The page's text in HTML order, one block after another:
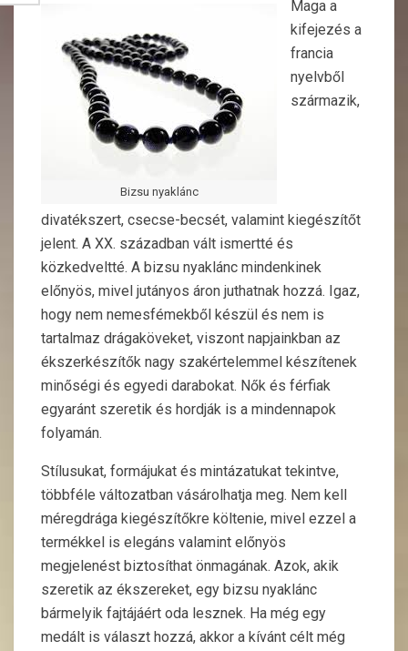
Bizsu nyaklánc
Maga a
kifejezés a
francia
nyelvből
származik,
divatékszert, csecse-becsét, valamint kiegészítőt
jelent. A XX. században vált ismertté és
közkedveltté. A bizsu nyaklánc mindenkinek
előnyös, mivel jutányos áron juthatnak hozzá. Igaz,
hogy nem nemesfémekből készül és nem is
tartalmaz drágaköveket, viszont napjainkban az
ékszerkészítők nagy szakértelemmel készítenek
minőségi és egyedi darabokat. Nők és férfiak
egyaránt szeretik és hordják is a mindennapok
folyamán.
Stílusukat, formájukat és mintázatukat tekintve,
többféle változatban vásárolhatja meg. Nem kell
méregdrága kiegészítőkre költenie, mivel ezzel a
termékkel is elegáns valamint előnyös
megjelenést biztosíthat önmagának. Azok, akik
szeretik az ékszereket, egy bizsu nyaklánc
bármelyik fajtájáért oda lesznek. Ha még egy
medált is választ hozzá, akkor a kívánt célt még